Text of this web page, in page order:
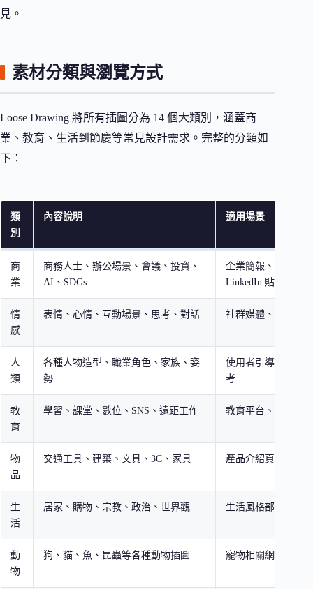
見。
素材分類與瀏覽方式
Loose Drawing 將所有插圖分為 14 個大類別，涵蓋商
業、教育、生活到節慶等常見設計需求。完整的分類如
下：
類
別
內容說明 適用場景
商
業
商務人士、辦公場景、會議、投資、
AI、SDGs
企業簡報、商業提
LinkedIn 貼文
情
感
表情、心情、互動場景、思考、對話 社群媒體、部落格
人
類
各種人物造型、職業角色、家族、姿
勢
使用者引導頁面、
考
教
育
學習、課堂、數位、SNS、遠距工作 教育平台、線上課
物
品
交通工具、建築、文具、3C、家具 產品介紹頁面、電
生
活
居家、購物、宗教、政治、世界觀 生活風格部落格、
動
物
狗、貓、魚、昆蟲等各種動物插圖 寵物相關網站、兒